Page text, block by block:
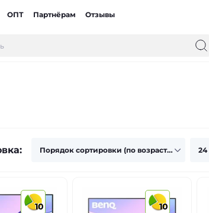
ОПТ Партнёрам Отзывы
10 10